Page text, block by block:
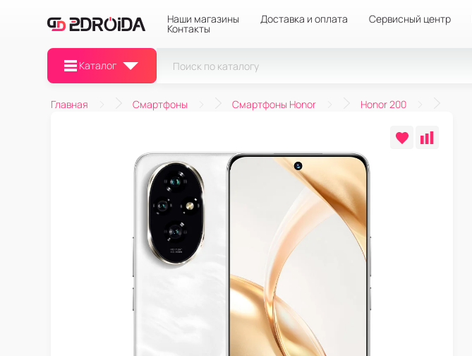
Наши магазины Доставка и оплата Сервисный центр
Контакты
Каталог
Главная Смартфоны Смартфоны Honor Honor 200